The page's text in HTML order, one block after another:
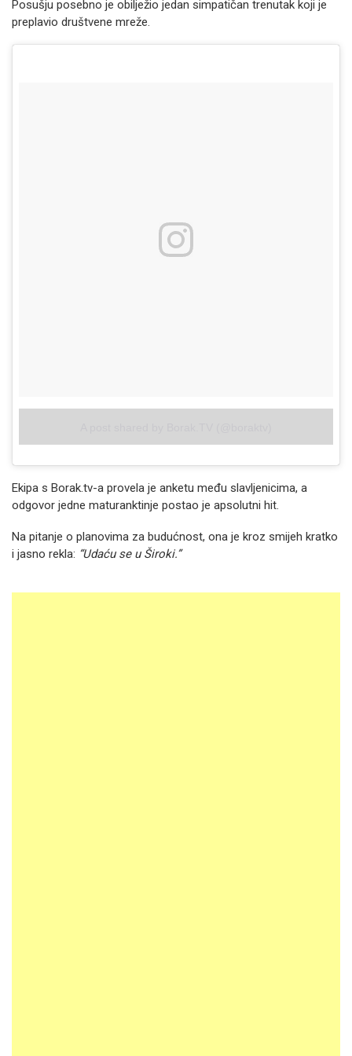
Posušju posebno je obilježio jedan simpatičan trenutak koji je
preplavio društvene mreže.
Ekipa s Borak.tv-a provela je anketu među slavljenicima, a
odgovor jedne maturanktinje postao je apsolutni hit.
Na pitanje o planovima za budućnost, ona je kroz smijeh kratko
i jasno rekla: “Udaću se u Široki.”